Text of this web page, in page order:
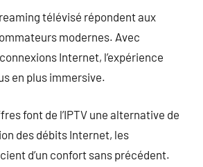
télévisé répondent aux
modernes. Avec
Internet, l’expérience
en plus immersive.
font de l’IPTV une alternative de
des débits Internet, les
d’un confort sans précédent.